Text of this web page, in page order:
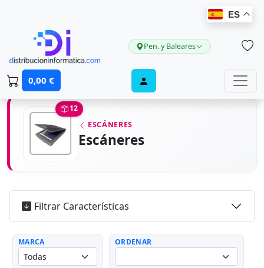
ES
Pen. y Baleares
0,00 €
12
ESCÁNERES
Escáneres
Filtrar Características
MARCA ORDENAR